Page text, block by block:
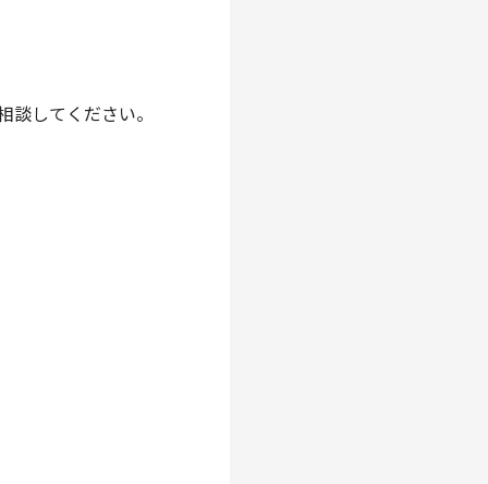
してください。